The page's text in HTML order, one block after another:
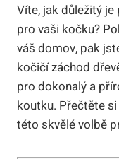
Víte, jak důležitý
pro vaši kočku?
váš domov, pak
kočičí záchod
pro dokonalý a
koutku. Přečtěte
této skvělé volbě